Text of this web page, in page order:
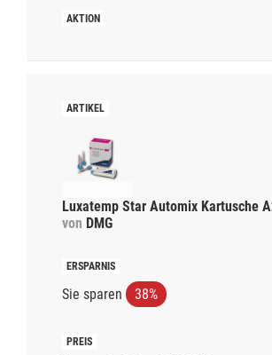
Luxatemp Star Automix Kartusche
von DMG
Sie sparen 38%